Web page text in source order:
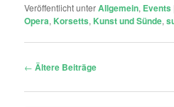
Veröffentlicht unterAllgemein, Events
Opera, Korsetts, Kunst und Sünde,
Beitragsnavigation
← Ältere Beiträge